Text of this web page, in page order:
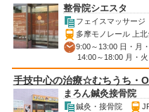
整骨院シエスタ
フェイスマッサージ
多摩モノレール 上
9:00～13:00 日・月
14:00～18:00 月・
手技中心の治療☆むちうち・
まろん鍼灸接骨院
鍼灸・接骨院